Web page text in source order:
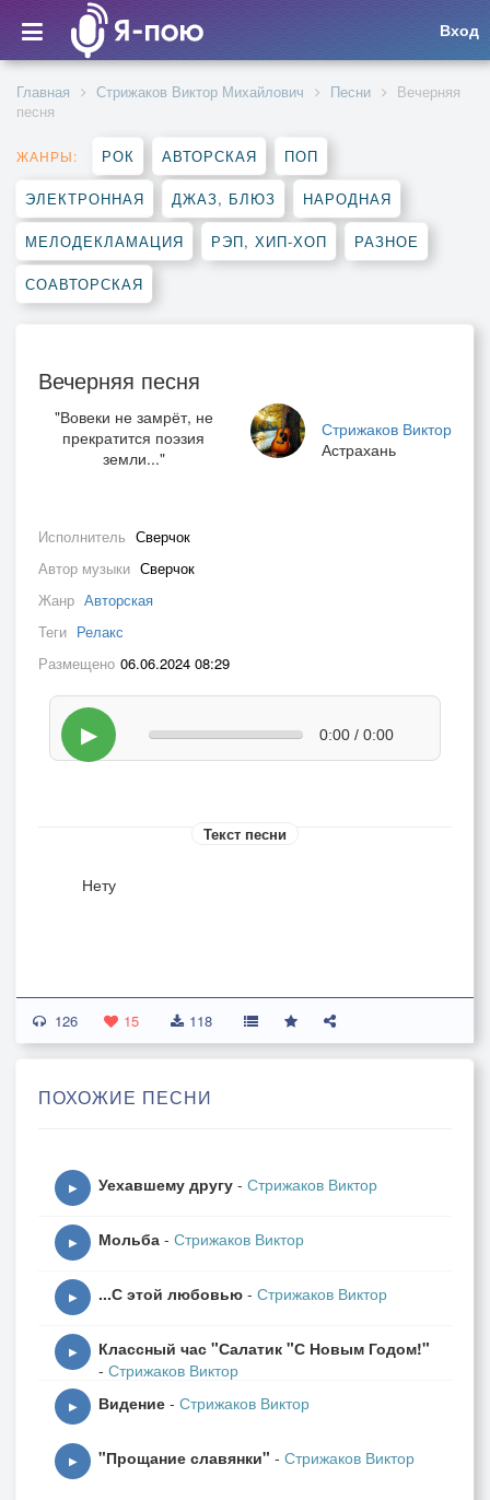
Вход
Главная Стрижаков Виктор Михайлович Песни
Вечерняя
песня
ЖАНРЫ: РОК АВТОРСКАЯ ПОП
ЭЛЕКТРОННАЯ ДЖАЗ, БЛЮЗ НАРОДНАЯ
МЕЛОДЕКЛАМАЦИЯ РЭП, ХИП-ХОП РАЗНОЕ
СОАВТОРСКАЯ
Вечерняя песня
Стрижаков Виктор
Астрахань
"Вовеки не замрёт, не
прекратится поэзия
земли..."
Исполнитель Сверчок
Автор музыки Сверчок
Жанр Авторская
Теги Релакс
Размещено 06.06.2024 08:29
▶ 0:00 / 0:00
Текст песни
Нету
126 15 118
ПОХОЖИЕ ПЕСНИ
▶ Уехавшему другу - Стрижаков Виктор
▶ Мольба - Стрижаков Виктор
▶ ...С этой любовью - Стрижаков Виктор
▶
Классный час "Салатик "С Новым Годом!"
- Стрижаков Виктор
▶ Видение - Стрижаков Виктор
▶ "Прощание славянки" - Стрижаков Виктор